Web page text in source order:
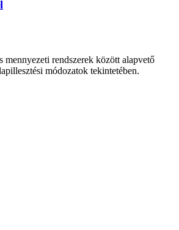
rendszerek között alapvető
módozatok tekintetében.